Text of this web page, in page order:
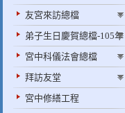
友宮來訪總檔
弟子生日慶賀總檔-105年
宮中科儀法會總檔
拜訪友堂
宮中修繕工程